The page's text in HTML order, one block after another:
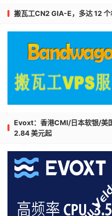
搬瓦工CN2 GIA-E，多达 12
Evoxt：香港CMI/日本软银/美
2.84 美元起